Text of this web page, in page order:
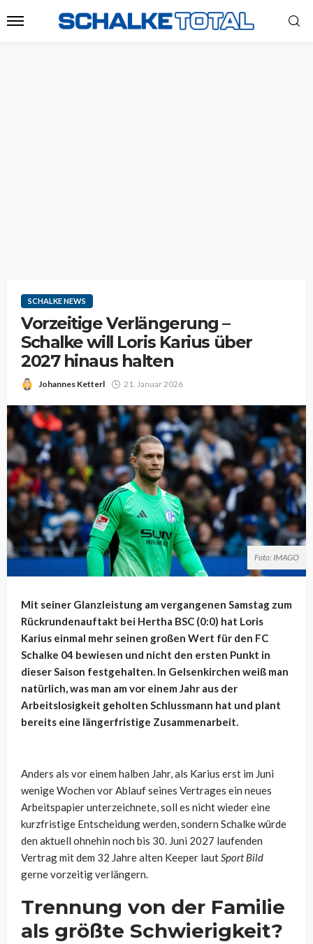
SCHALKE NEWS
Vorzeitige Verlängerung –
Schalke will Loris Karius über
2027 hinaus halten
Johannes Ketterl 21. Januar 2026
Foto: IMAGO
Mit seiner Glanzleistung am vergangenen Samstag zum
Rückrundenauftakt bei Hertha BSC (0:0) hat Loris
Karius einmal mehr seinen großen Wert für den FC
Schalke 04 bewiesen und nicht den ersten Punkt in
dieser Saison festgehalten. In Gelsenkirchen weiß man
natürlich, was man am vor einem Jahr aus der
Arbeitslosigkeit geholten Schlussmann hat und plant
bereits eine längerfristige Zusammenarbeit.
Anders als vor einem halben Jahr, als Karius erst im Juni
wenige Wochen vor Ablauf seines Vertrages ein neues
Arbeitspapier unterzeichnete, soll es nicht wieder eine
kurzfristige Entscheidung werden, sondern Schalke würde
den aktuell ohnehin noch bis 30. Juni 2027 laufenden
Vertrag mit dem 32 Jahre alten Keeper lautSport Bild
gerne vorzeitig verlängern.
Trennung von der Familie
als größte Schwierigkeit?